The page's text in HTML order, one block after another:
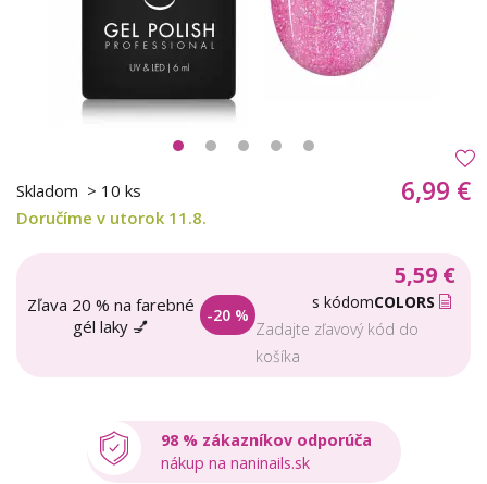
Skladom > 10 ks
Doručíme v utorok 11.8.
6,99 €
Zľava 20 % na farebné
gél laky 💅
-20 %
5,59 €
s kódomCOLORS
Zadajte zľavový kód do
košíka
98 % zákazníkov odporúča
nákup na naninails.sk